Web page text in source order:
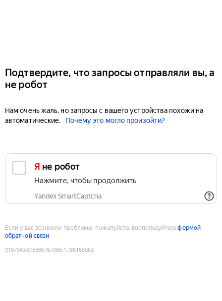
Подтвердите, что запросы отправляли вы, а
не робот
Нам очень жаль, но запросы с вашего устройства похожи на
автоматические.
Почему это могло произойти?
Я не робот
Нажмите, чтобы продолжить
Yandex SmartCaptcha
Если у вас возникли проблемы, пожалуйста, воспользуйтесьформой
обратной связи
9187043875986767086:1786165063